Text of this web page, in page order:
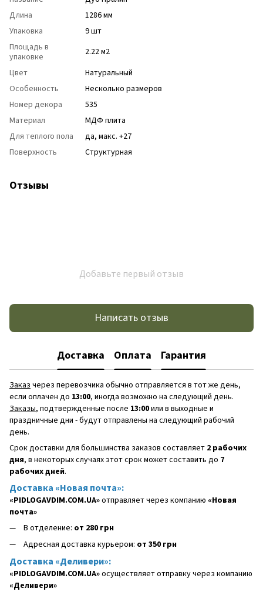
Длина
1286 мм
Упаковка
9 шт
Площадь в
упаковке
2.22 м2
Цвет
Натуральный
Особенность
Несколько размеров
Номер декора
535
Материал
МДФ плита
Для теплого пола
да, макс. +27
Поверхность
Структурная
Отзывы
Добавьте первый отзыв
Написать отзыв
Доставка Оплата Гарантия
Заказ через перевозчика обычно отправляется в тот же день,
если оплачен до 13:00, иногда возможно на следующий день.
Заказы, подтвержденные после 13:00или в выходные и
праздничные дни - будут отправлены на следующий рабочий
день.
Срок доставки для большинства заказов составляет 2 рабочих
дня, в некоторых случаях этот срок может составить до 7
рабочих дней.
Доставка «Новая почта»:
«PIDLOGAVDIM.COM.UA»отправляет через компанию «Новая
почта»
В отделение: от 280 грн
Адресная доставка курьером: от 350 грн
Доставка «Деливери»:
«PIDLOGAVDIM.COM.UA»осуществляет отправку через компанию
«Деливери»